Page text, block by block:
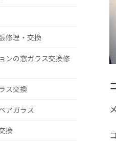
修理・交換
ンの窓ガラス交換修
ス交換
アガラス
換